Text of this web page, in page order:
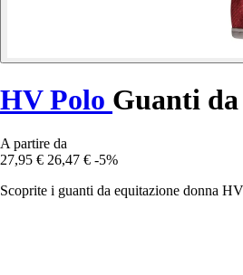
HV Polo Guanti
A partire da
27,95 € 26,47 € -5%
Scoprite i guanti da equitazione donna